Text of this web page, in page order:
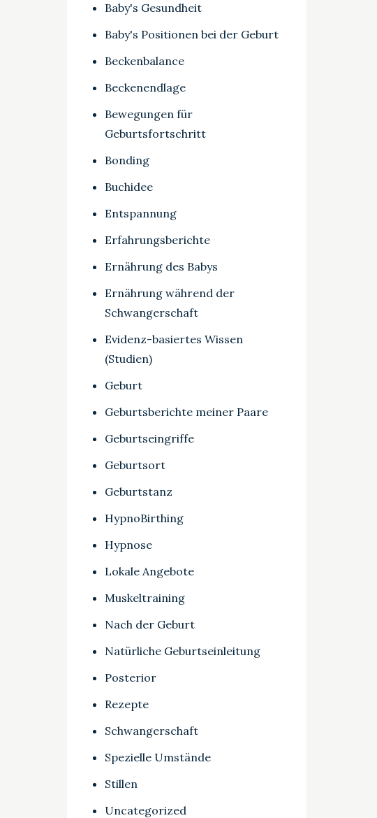
Baby's Gesundheit
Baby's Positionen bei der Geburt
Beckenbalance
Beckenendlage
Bewegungen für
Geburtsfortschritt
Bonding
Buchidee
Entspannung
Erfahrungsberichte
Ernährung des Babys
Ernährung während der
Schwangerschaft
Evidenz-basiertes Wissen
(Studien)
Geburt
Geburtsberichte meiner Paare
Geburtseingriffe
Geburtsort
Geburtstanz
HypnoBirthing
Hypnose
Lokale Angebote
Muskeltraining
Nach der Geburt
Natürliche Geburtseinleitung
Posterior
Rezepte
Schwangerschaft
Spezielle Umstände
Stillen
Uncategorized